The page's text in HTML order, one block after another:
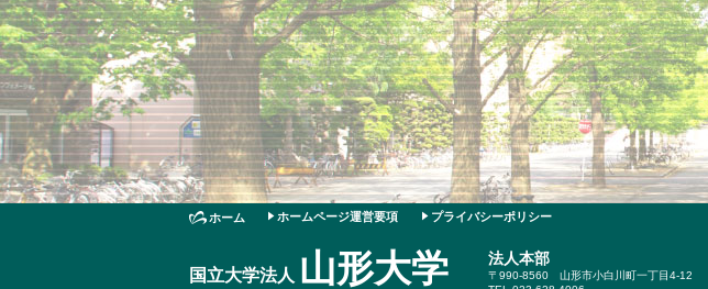
ホーム
国立大学法人 山形大学 法人本部
〒990-8560 山形市小白川町一丁目4-12
ホームページ運営要項 プライバシーポリシー